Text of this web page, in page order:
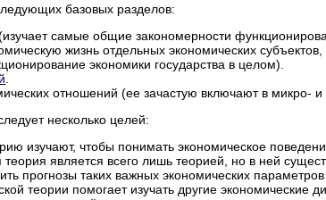
базовых разделов:
самые общие закономерности
жизнь отдельных экономических
экономики государства в целом).
отношений (ее зачастую включают в микро- и
несколько целей:
изучают, чтобы понимать экономическое
теория является всего лишь теорией, но в ней
прогнозы таких важных экономических
теории помогает изучать другие